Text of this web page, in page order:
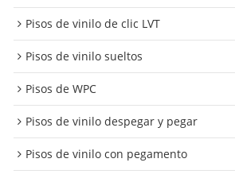
Pisos de vinilo de clic LVT
Pisos de vinilo sueltos
Pisos de WPC
Pisos de vinilo despegar y pegar
Pisos de vinilo con pegamento